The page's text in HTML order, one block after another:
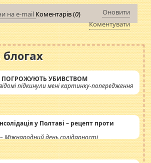
на e-mail Коментарів (0)
Оновити
Коментувати
ПОГРОЖУЮТЬ УБИВСТВОМ
підкинули мені картинку-попередження
у Полтаві – рецепт проти
Міжнародний день солідарності